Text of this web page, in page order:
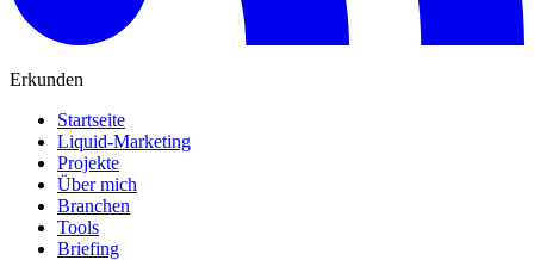
Erkunden
Startseite
Liquid-Marketing
Projekte
Über mich
Branchen
Tools
Briefing